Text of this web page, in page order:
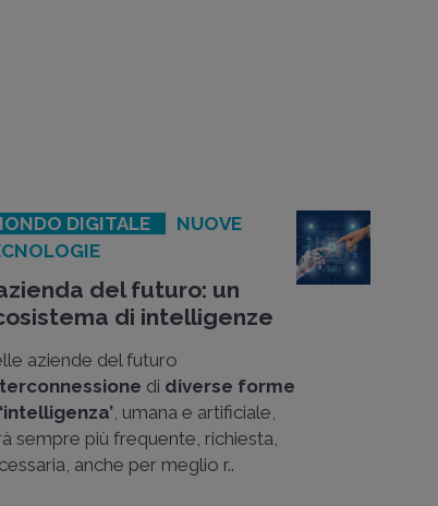
DIGITALE
NUOVE
del futuro: un
di intelligenze
aziende del futuro
di diverse forme
, umana e artificiale,
sempre più frequente, richiesta,
anche per meglio r..